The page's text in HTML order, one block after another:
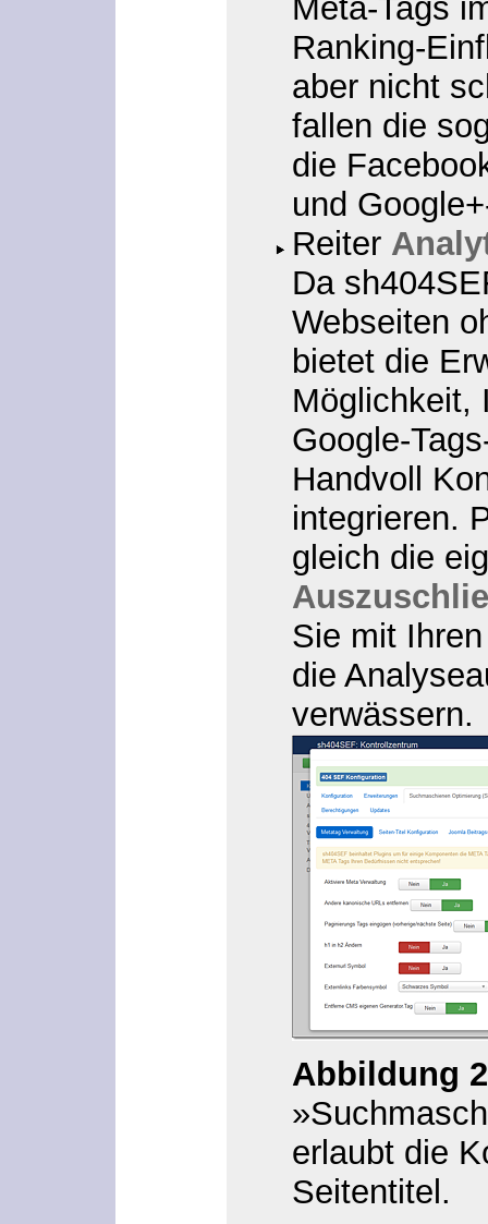
Meta-Tags
Ranking-
aber nicht
fallen die
die
und
Reiter
Da
Webseiten
bietet die
Möglichkeit,
Google-
Handvoll
integrieren.
gleich die
Sie mit
die
verwässern.
Abbildung
erlaubt die
Seitentitel.